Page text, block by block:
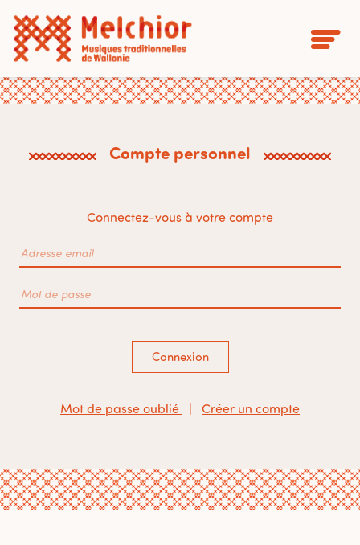
Compte personnel
Connectez-vous à votre compte
Connexion
Mot de passe oublié Créer un compte